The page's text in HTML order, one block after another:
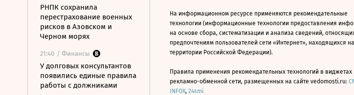
РНПК сохранила
перестрахование военных
рисков в Азовском и
Черном морях
21:40 / Финансы
У долговых консультантов
появились единые правила
работы с должниками
На информационном ресурсе применяются рекомендательные
технологии (информационные технологии предоставления
на основе сбора, систематизации и анализа сведений,
предпочтениям пользователей сети «Интернет», находящихся на
территории Российской Федерации).
Правила применения рекомендательных технологий в виджетах
рекламно-обменной сети, размещенных на сайте vedomosti.ru:
INFOX, 24smi